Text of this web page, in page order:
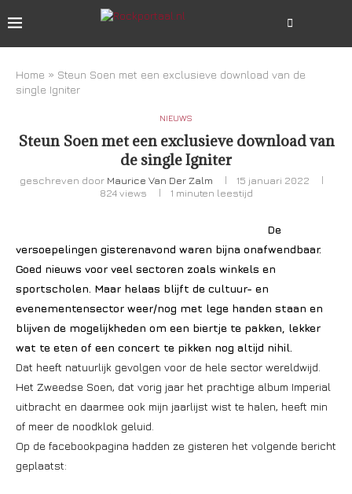
Home » Steun Soen met een exclusieve download van de
single Igniter
NIEUWS
Steun Soen met een exclusieve download van
de single Igniter
geschreven door Maurice Van Der Zalm
15 januari 2022
824views 1 minuten leestijd
De
versoepelingen gisterenavond waren bijna onafwendbaar.
Goed nieuws voor veel sectoren zoals winkels en
sportscholen. Maar helaas blijft de cultuur- en
evenementensector weer/nog met lege handen staan en
blijven de mogelijkheden om een biertje te pakken, lekker
wat te eten of een concert te pikken nog altijd nihil.
Dat heeft natuurlijk gevolgen voor de hele sector wereldwijd.
Het Zweedse Soen, dat vorig jaar het prachtige album Imperial
uitbracht en daarmee ook mijn jaarlijst wist te halen, heeft min
of meer de noodklok geluid.
Op de facebookpagina hadden ze gisteren het volgende bericht
geplaatst: